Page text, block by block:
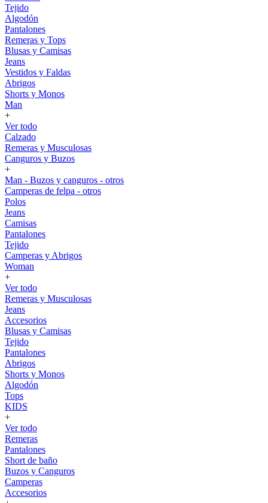
Tejido
Algodón
Pantalones
Remeras y Tops
Blusas y Camisas
Jeans
Vestidos y Faldas
Abrigos
Shorts y Monos
Man
+
Ver todo
Calzado
Remeras y Musculosas
Canguros y Buzos
+
Man - Buzos y canguros - otros
Camperas de felpa - otros
Polos
Jeans
Camisas
Pantalones
Tejido
Camperas y Abrigos
Woman
+
Ver todo
Remeras y Musculosas
Jeans
Accesorios
Blusas y Camisas
Tejido
Pantalones
Abrigos
Shorts y Monos
Algodón
Tops
KIDS
+
Ver todo
Remeras
Pantalones
Short de baño
Buzos y Canguros
Camperas
Accesorios